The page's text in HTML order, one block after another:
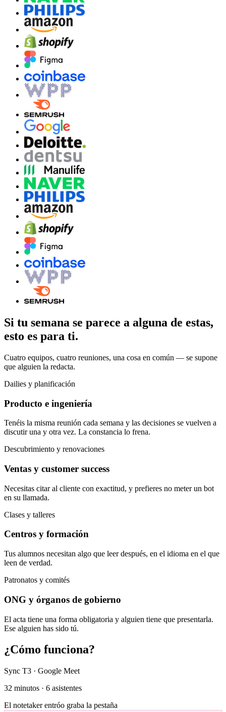
Si tu semana se parece a alguna de estas,
esto es para ti.
Cuatro equipos, cuatro reuniones, una cosa en común — se supone
que alguien la redacta.
Dailies y planificación
Producto e ingeniería
Tenéis la misma reunión cada semana y las decisiones se vuelven a
discutir una y otra vez. La constancia lo frena.
Descubrimiento y renovaciones
Ventas y customer success
Necesitas citar al cliente con exactitud, y prefieres no meter un bot
en su llamada.
Clases y talleres
Centros y formación
Tus alumnos necesitan algo que leer después, en el idioma en el que
leen de verdad.
Patronatos y comités
ONG y órganos de gobierno
El acta tiene una forma obligatoria y alguien tiene que presentarla.
Ese alguien has sido tú.
¿Cómo funciona?
Sync T3 · Google Meet
32 minutos · 6 asistentes
El notetaker entróo graba la pestaña